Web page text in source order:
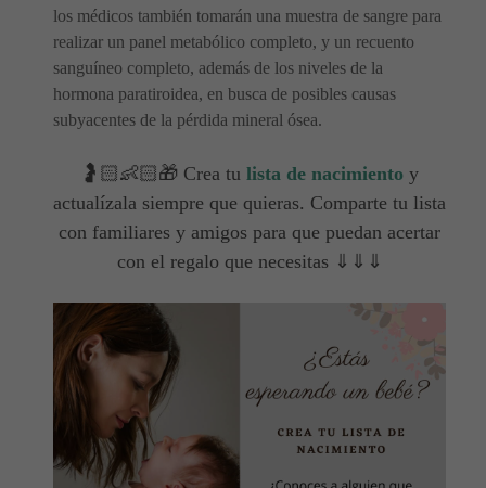
los médicos también tomarán una muestra de sangre para
realizar un panel metabólico completo, y un recuento
sanguíneo completo, además de los niveles de la
hormona paratiroidea, en busca de posibles causas
subyacentes de la pérdida mineral ósea.
🤰🏻👶🏻🎁 Crea tu lista de nacimiento y
actualízala siempre que quieras. Comparte tu lista
con familiares y amigos para que puedan acertar
con el regalo que necesitas ⇓⇓⇓